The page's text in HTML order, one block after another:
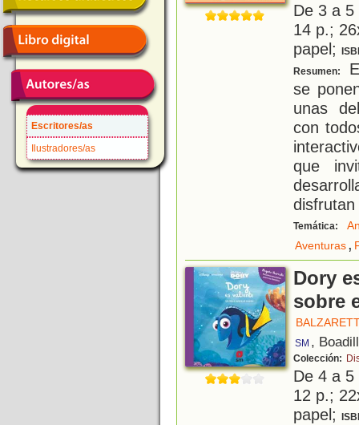
Escritores/as
Ilustradores/as
De 3 a
14 p.;
papel;
Resumen:
se
unas
con
que
Temática:
Aventuras,
Dory
sobre
SM ,
Colección:
De 4 a
12 p.;
papel;